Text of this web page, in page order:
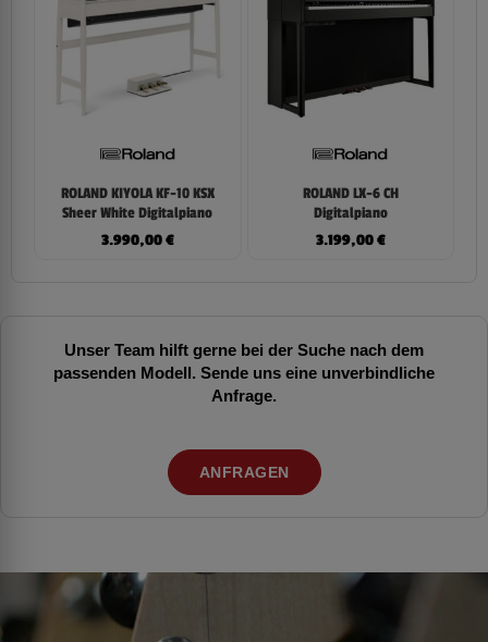
ROLAND KIYOLA KF-10 KSX
Sheer White Digitalpiano
3.990,00€
ROLAND LX-6 CH
Digitalpiano
3.199,00€
Unser Team hilft gerne bei der Suche nach dem
passenden Modell. Sende uns eine unverbindliche
Anfrage.
ANFRAGEN